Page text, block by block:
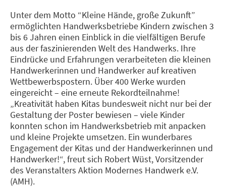
Unter dem Motto “Kleine Hände, große Zukunft”
ermöglichten Handwerksbetriebe Kindern zwischen 3
bis 6 Jahren einen Einblick in die vielfältigen Berufe
aus der faszinierenden Welt des Handwerks. Ihre
Eindrücke und Erfahrungen verarbeiteten die kleinen
Handwerkerinnen und Handwerker auf kreativen
Wettbewerbspostern. Über 400 Werke wurden
eingereicht – eine erneute Rekordteilnahme!
„Kreativität haben Kitas bundesweit nicht nur bei der
Gestaltung der Poster bewiesen – viele Kinder
konnten schon im Handwerksbetrieb mit anpacken
und kleine Projekte umsetzen. Ein wunderbares
Engagement der Kitas und der Handwerkerinnen und
Handwerker!“, freut sich Robert Wüst, Vorsitzender
des Veranstalters Aktion Modernes Handwerk e.V.
(AMH).